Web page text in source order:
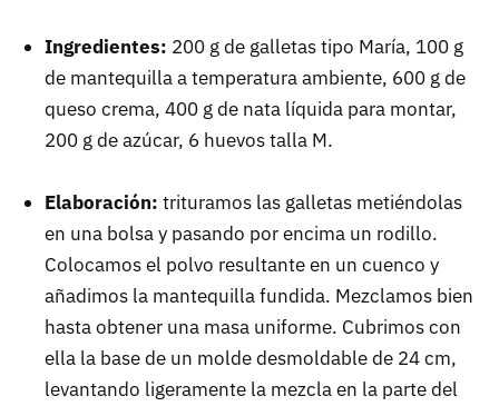
Ingredientes: 200 g de galletas tipo María, 100 g
de mantequilla a temperatura ambiente, 600 g de
queso crema, 400 g de nata líquida para montar,
200 g de azúcar, 6 huevos talla M.
Elaboración: trituramos las galletas metiéndolas
en una bolsa y pasando por encima un rodillo.
Colocamos el polvo resultante en un cuenco y
añadimos la mantequilla fundida. Mezclamos bien
hasta obtener una masa uniforme. Cubrimos con
ella la base de un molde desmoldable de 24 cm,
levantando ligeramente la mezcla en la parte del